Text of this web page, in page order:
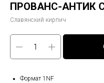
ПРОВАНС-АНТИК
Славянский кирпич
Формат 1NF